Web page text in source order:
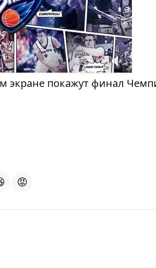
экране покажут финал
😡